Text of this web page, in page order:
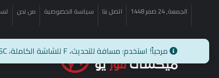
الجمعة, 24 صفر 1448 اتصل بنا سياسة الخصوصية من نحن